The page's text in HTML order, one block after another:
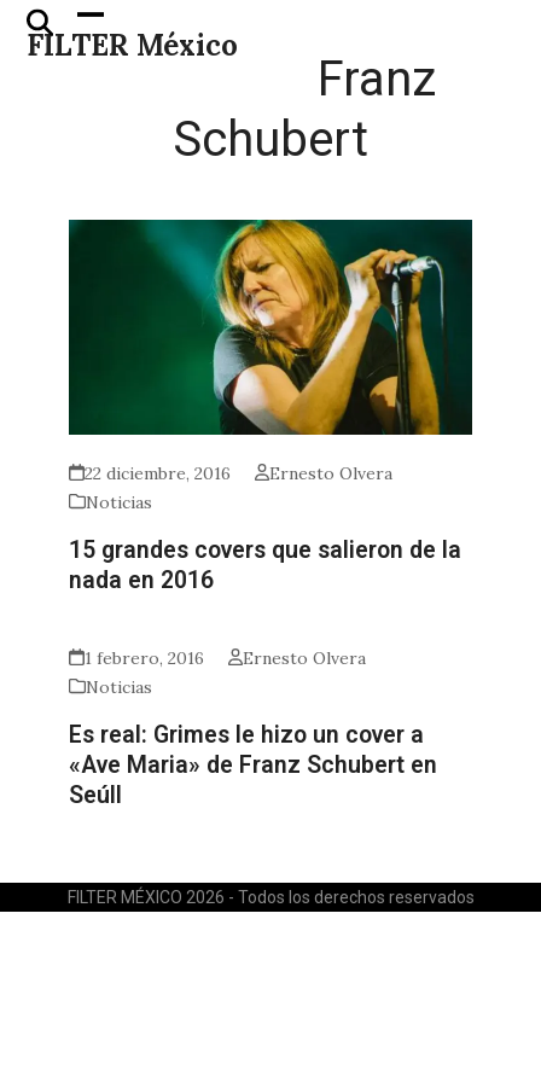
Skip
FILTER México
Open
mobile
Close
mobile
Franz
Schubert
22 diciembre, 2016
Ernesto Olvera
Noticias
15 grandes covers que salieron de la
nada en 2016
1 febrero, 2016
Ernesto Olvera
Noticias
Es real: Grimes le hizo un cover a
«Ave Maria» de Franz Schubert en
Seúll
FILTER MÉXICO 2026 - Todos los derechos reservados